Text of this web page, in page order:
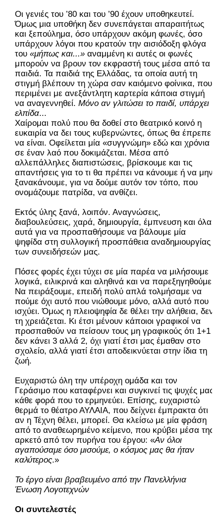
Οι γενιές του ’80 και του ’90 έχουν υποθηκευτεί.
Όμως μια υποθήκη δεν συνεπάγεται απαραιτήτως
και ξεπούλημα, όσο υπάρχουν ακόμη φωνές, όσο
υπάρχουν λόγοι που κρατούν την αισιόδοξη φλόγα
του «μήπως και...» αναμμένη κι αυτές οι φωνές
μπορούν να βρουν τον εκφραστή τους μέσα από τα
παιδιά. Τα παιδιά της Ελλάδας, τα οποία αυτή τη
στιγμή βλέπουν τη χώρα σαν καιόμενο φοίνικα, που
περιμένει με ανεξάντλητη καρτερία κάποια στιγμή
να αναγεννηθεί. Μόνο αν γλιτώσει το παιδί, υπάρχει
ελπίδα...
Χαίρομαι πολύ που θα δοθεί στο θεατρικό κοινό η
ευκαιρία να δει τους κυβερνώντες, όπως θα έπρεπε
να είναι. Οφείλεται μία «συγγνώμη» εδώ και χρόνια
σε έναν λαό που δοκιμάζεται. Μέσα από
αλλεπάλληλες διαπιστώσεις, βρίσκουμε και τις
απαντήσεις για το τι θα πρέπει να κάνουμε ή να μην
ξανακάνουμε, για να δούμε αυτόν τον τόπο, που
ονομάζουμε πατρίδα, να ανθίζει.
Εκτός ύλης ξανά, λοιπόν. Αναγνώσεις,
διαβουλεύσεις, χαρά, δημιουργία, έμπνευση και όλα
αυτά για να προσπαθήσουμε να βάλουμε μία
ψηφίδα στη συλλογική προσπάθεια αναδημιουργίας
των συνειδήσεών μας.
Πόσες φορές έχει τύχει σε μία παρέα να μιλήσουμε
λογικά, ειλικρινά και αληθινά και να παρεξηγηθούμε;
Να πειράξουμε, επειδή πολύ απλά τολμήσαμε να
πούμε όχι αυτό που νιώθουμε μόνο, αλλά αυτό που
ισχύει. Όμως η πλειοψηφία δε θέλει την αλήθεια, δεν
τη χρειάζεται. Κι έτσι μένουν κάποιοι γραφικοί να
προσπαθούν να πείσουν τους μη γραφικούς ότι 1+1
δεν κάνει 3 αλλά 2, όχι γιατί έτσι μας έμαθαν στο
σχολείο, αλλά γιατί έτσι αποδεικνύεται στην ίδια τη
ζωή.
Ευχαριστώ όλη την υπέροχη ομάδα και τον
Γεράσιμο που καταφέρνει και συγκινεί τις ψυχές μας
κάθε φορά που το ερμηνεύει. Επίσης, ευχαριστώ
θερμά το θέατρο ΑΥΛΑΙΑ, που δείχνει έμπρακτα ότι
αν η Τέχνη θέλει, μπορεί. Θα κλείσω με μία φράση
από το αναθεωρημένο κείμενο, που κρύβει μέσα της
αρκετό από τον πυρήνα του έργου: «Αν όλοι
αγαπούσαμε όσο μισούμε, ο κόσμος μας θα ήταν
καλύτερος.»
Το έργο είναι βραβευμένο από την Πανελλήνια
Ένωση Λογοτεχνών
Οι συντελεστές